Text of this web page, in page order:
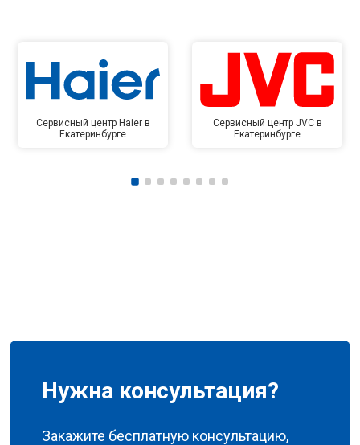
Сервисный центр Haier в
Екатеринбурге
Сервисный центр JVC в
Екатеринбурге
Нужна консультация?
Закажите бесплатную консультацию,